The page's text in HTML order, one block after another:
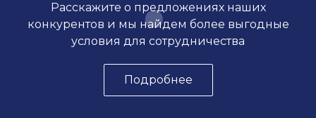
Расскажите о предложениях наших
конкурентов и мы найдем более выгодные
условия для сотрудничества
Подробнее